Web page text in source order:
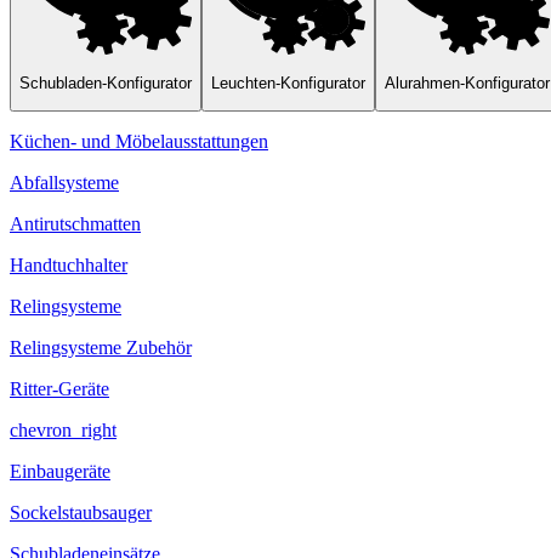
Schubladen-Konfigurator Leuchten-Konfigurator Alurahmen-Konfigurator
Küchen- und Möbelausstattungen
Abfallsysteme
Antirutschmatten
Handtuchhalter
Relingsysteme
Relingsysteme Zubehör
Ritter-Geräte
chevron_right
Einbaugeräte
Sockelstaubsauger